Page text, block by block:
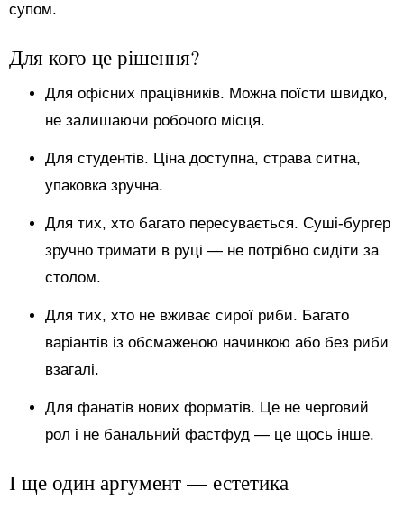
супом.
Для кого це рішення?
Для офісних працівників. Можна поїсти швидко,
не залишаючи робочого місця.
Для студентів. Ціна доступна, страва ситна,
упаковка зручна.
Для тих, хто багато пересувається. Суші-бургер
зручно тримати в руці — не потрібно сидіти за
столом.
Для тих, хто не вживає сирої риби. Багато
варіантів із обсмаженою начинкою або без риби
взагалі.
Для фанатів нових форматів. Це не черговий
рол і не банальний фастфуд — це щось інше.
І ще один аргумент — естетика